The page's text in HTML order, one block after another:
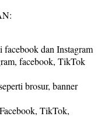
facebook dan Instagram
facebook, TikTok
brosur, banner
TikTok,